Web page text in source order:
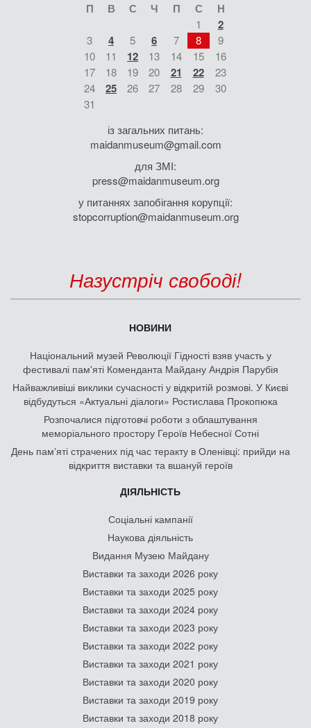
П В С Ч П С Н
1 2
3 4 5 6 7 8
9
10
11 12 13 14 15
16
17
18 19 20 21 22
23
24
25 26 27 28 29
30
31
із загальних питань:
maidanmuseum@gmail.com
для ЗМІ:
press@maidanmuseum.org
у питаннях запобігання корупції:
stopcorruption@maidanmuseum.org
Назустріч свободі!
НОВИНИ
Національний музей Революції Гідності взяв участь у
фестивалі пам'яті Коменданта Майдану Андрія Парубія
Найважливіші виклики сучасності у відкритій розмові. У Києві
відбудуться «Актуальні діалоги» Ростислава Прокопюка
Розпочалися підготовчі роботи з облаштування
меморіального простору Героїв Небесної Сотні
День памʼяті страчених під час теракту в Оленівці: прийди на
відкриття виставки та вшануй героїв
ДІЯЛЬНІСТЬ
Соціальні кампанії
Наукова діяльність
Видання Музею Майдану
Виставки та заходи 2026 року
Виставки та заходи 2025 року
Виставки та заходи 2024 року
Виставки та заходи 2023 року
Виставки та заходи 2022 року
Виставки та заходи 2021 року
Виставки та заходи 2020 року
Виставки та заходи 2019 року
Виставки та заходи 2018 року